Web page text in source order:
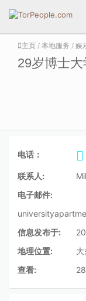
主页 / 本地服务 / 娱
29岁博士
电话：
联系人:
电子邮件:
信息发布于:
地理位置:
查看: